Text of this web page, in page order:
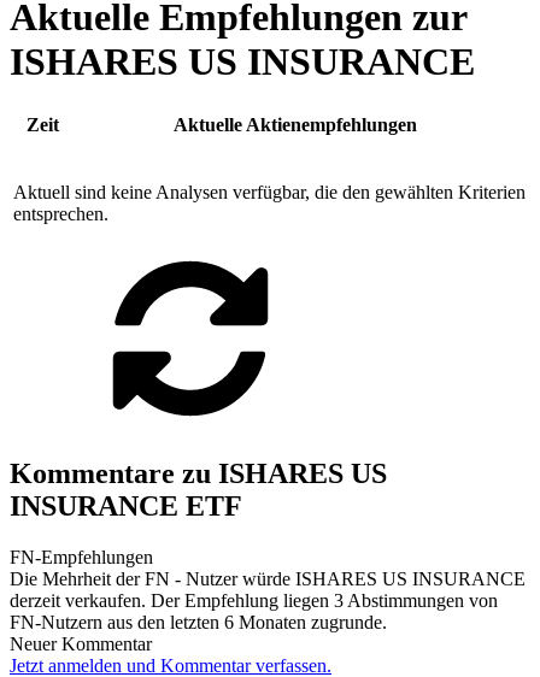
Aktuelle Empfehlungen zur
ISHARES US INSURANCE
Zeit Aktuelle Aktienempfehlungen
Aktuell sind keine Analysen verfügbar, die den gewählten Kriterien
entsprechen.
Kommentare zu ISHARES US
INSURANCE ETF
FN-Empfehlungen
Die Mehrheit der FN - Nutzer würde ISHARES US INSURANCE
derzeit verkaufen. Der Empfehlung liegen 3 Abstimmungen von
FN-Nutzern aus den letzten 6 Monaten zugrunde.
Neuer Kommentar
Jetzt anmelden und Kommentar verfassen.